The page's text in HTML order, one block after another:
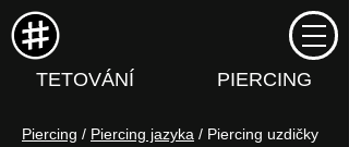
TETOVÁNÍ PIERCING
Piercing / Piercing jazyka / Piercing uzdičky